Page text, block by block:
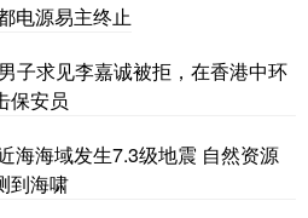
电源易主终止
子求见李嘉诚被拒，在香港中环
保安员
海海域发生7.3级地震 自然资源
到海啸